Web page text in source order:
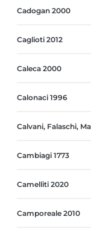
Cadogan 2000
Caglioti 2012
Caleca 2000
Calonaci 1996
Calvani, Falaschi,
Cambiagi 1773
Camelliti 2020
Camporeale 2010